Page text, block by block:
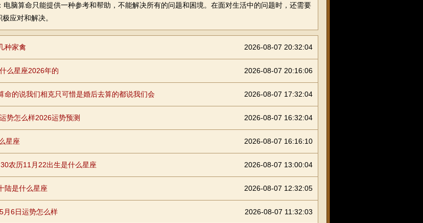
算命只能提供一种参考和帮助，不能解决所有的问题和困境。在面对生活中的问题时，还需要
应对和解决。
种家禽 2026-08-07 20:32:04
么星座2026年的 2026-08-07 20:16:06
命的说我们相克只可惜是婚后去算的都说我们会 2026-08-07 17:32:04
势怎么样2026运势预测 2026-08-07 16:32:04
星座 2026-08-07 16:16:10
农历11月22出生是什么星座 2026-08-07 13:00:04
陆是什么星座 2026-08-07 12:32:05
月6日运势怎么样 2026-08-07 11:32:03